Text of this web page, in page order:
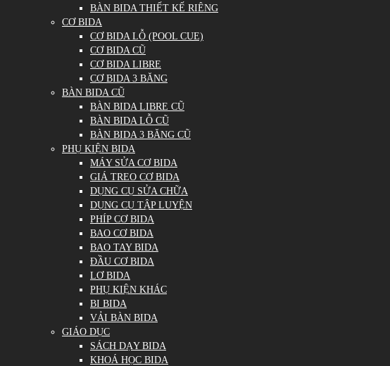
BÀN BIDA THIẾT KẾ RIÊNG
CƠ BIDA
CƠ BIDA LỖ (POOL CUE)
CƠ BIDA CŨ
CƠ BIDA LIBRE
CƠ BIDA 3 BĂNG
BÀN BIDA CŨ
BÀN BIDA LIBRE CŨ
BÀN BIDA LỖ CŨ
BÀN BIDA 3 BĂNG CŨ
PHỤ KIỆN BIDA
MÁY SỬA CƠ BIDA
GIÁ TREO CƠ BIDA
DỤNG CỤ SỬA CHỮA
DỤNG CỤ TẬP LUYỆN
PHÍP CƠ BIDA
BAO CƠ BIDA
BAO TAY BIDA
ĐẦU CƠ BIDA
LƠ BIDA
PHỤ KIỆN KHÁC
BI BIDA
VẢI BÀN BIDA
GIÁO DỤC
SÁCH DẠY BIDA
KHOÁ HỌC BIDA